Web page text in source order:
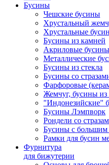
Бусины
Чешские бусины
Хрустальный
Хрустальные
Бусины из камней
Акриловые бусины
Металлические
Бусины из стекла
Бусины со
Фарфоровые
Жемчуг, бусины из
"Индонезийские"
Бусины Лэмпворк
Рондели со
Бусины с большим
Рамки для бусин
Фурнитура
для бижутерии